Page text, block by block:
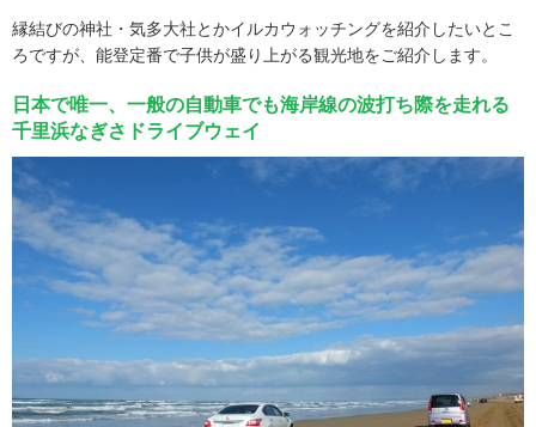
縁結びの神社・気多大社とかイルカウォッチングを紹介したいとこ
ろですが、能登定番で子供が盛り上がる観光地をご紹介します。
日本で唯一、一般の自動車でも海岸線の波打ち際を走れる
千里浜なぎさドライブウェイ